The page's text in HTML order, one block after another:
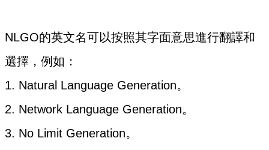
NLGO的英文名可以按照其字面意思進行翻譯和
選擇，例如：
1. Natural Language Generation。
2. Network Language Generation。
3. No Limit Generation。